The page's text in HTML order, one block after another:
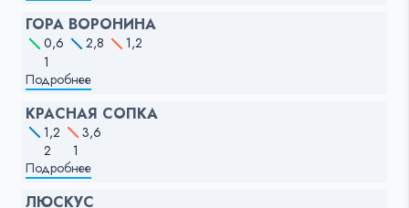
ГОРА ВОРОНИНА
0,6 2,8
1,2
1
Подробнее
КРАСНАЯ СОПКА
1,2
3,6
2
1
Подробнее
ЛЮСКУС